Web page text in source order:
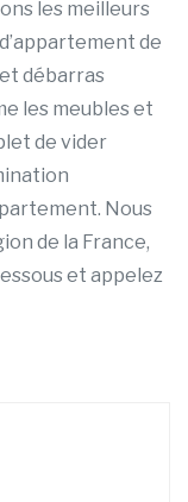
les meilleurs
de
débarras
les meubles et
de vider
Nous
de la France,
et appelez